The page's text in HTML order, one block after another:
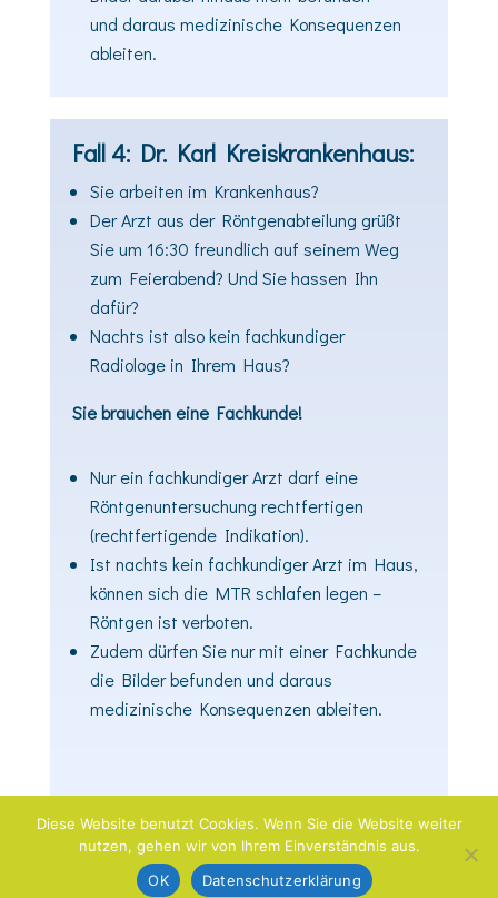
und daraus medizinische Konsequenzen
ableiten.
Fall 4: Dr. Karl Kreiskrankenhaus:
Sie arbeiten im Krankenhaus?
Der Arzt aus der Röntgenabteilung grüßt
Sie um 16:30 freundlich auf seinem Weg
zum Feierabend? Und Sie hassen Ihn
dafür?
Nachts ist also kein fachkundiger
Radiologe in Ihrem Haus?
Sie brauchen eine Fachkunde!
Nur ein fachkundiger Arzt darf eine
Röntgenuntersuchung rechtfertigen
(rechtfertigende Indikation).
Ist nachts kein fachkundiger Arzt im Haus,
können sich die MTR schlafen legen –
Röntgen ist verboten.
Zudem dürfen Sie nur mit einer Fachkunde
die Bilder befunden und daraus
medizinische Konsequenzen ableiten.
Home| Impressum|Datenschutz
Diese Website benutzt Cookies. Wenn Sie die Website weiter
nutzen, gehen wir von Ihrem Einverständnis aus.
OK
Datenschutzerklärung